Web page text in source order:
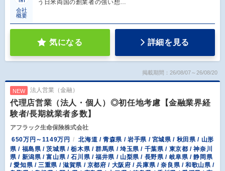
会社
概要
う日米両国の創業者の強い想…
気になる 詳細を見る
掲載期間：26/08/07～26/08/20
NEW 法人営業（金融）
代理店営業（法人・個人）◎初任地考慮【金融業界経
験者/長期就業者多数】
アフラック生命保険株式会社
650万円～1149万円
北海道 / 青森県 / 岩手県 / 宮城県 / 秋田県 / 山形
県 / 福島県 / 茨城県 / 栃木県 / 群馬県 / 埼玉県 / 千葉県 / 東京都 / 神奈川
県 / 新潟県 / 富山県 / 石川県 / 福井県 / 山梨県 / 長野県 / 岐阜県 / 静岡県
/ 愛知県 / 三重県 / 滋賀県 / 京都府 / 大阪府 / 兵庫県 / 奈良県 / 和歌山県 /